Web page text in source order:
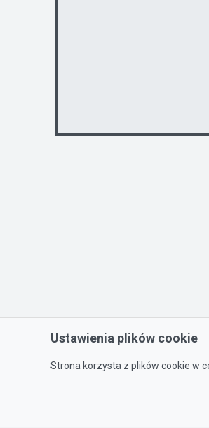
Ustawienia plików cookie
Strona korzysta z plików cookie w